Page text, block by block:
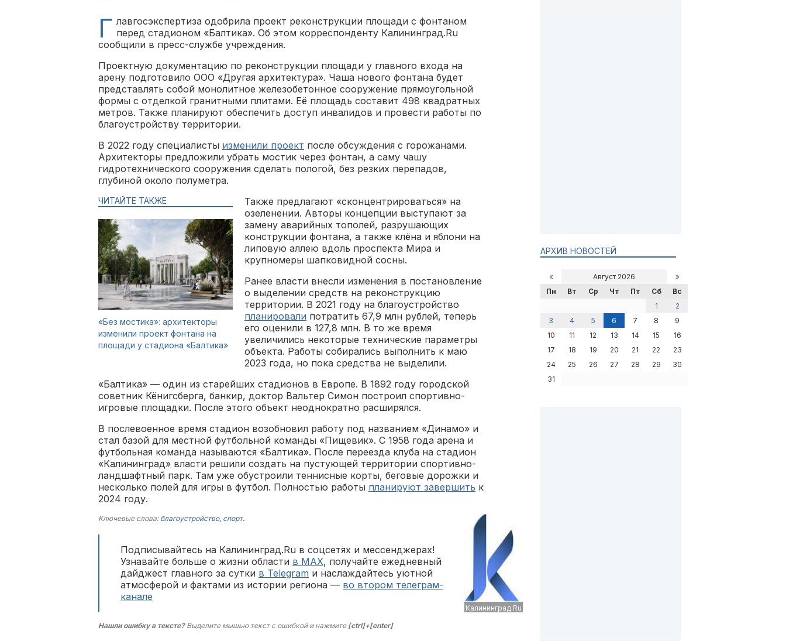
Г лавгосэкспертиза одобрила проект реконструкции площади с фонтаном
перед стадионом «Балтика». Об этом корреспонденту Калининград.Ru
сообщили в пресс-службе учреждения.
Проектную документацию по реконструкции площади у главного входа на
арену подготовило ООО «Другая архитектура». Чаша нового фонтана будет
представлять собой монолитное железобетонное сооружение прямоугольной
формы с отделкой гранитными плитами. Её площадь составит 498 квадратных
метров. Также планируют обеспечить доступ инвалидов и провести работы по
благоустройству территории.
В 2022 году специалисты изменили проект после обсуждения с горожанами.
Архитекторы предложили убрать мостик через фонтан, а саму чашу
гидротехнического сооружения сделать пологой, без резких перепадов,
глубиной около полуметра.
ЧИТАЙТЕ ТАКЖЕ
«Без мостика»: архитекторы
изменили проект фонтана на
площади у стадиона «Балтика»
Также предлагают «сконцентрироваться» на
озеленении. Авторы концепции выступают за
замену аварийных тополей, разрушающих
конструкции фонтана, а также клёна и яблони на
липовую аллею вдоль проспекта Мира и
крупномеры шапковидной сосны.
Ранее власти внесли изменения в постановление
о выделении средств на реконструкцию
территории. В 2021 году на благоустройство
планировали потратить 67,9 млн рублей, теперь
его оценили в 127,8 млн. В то же время
увеличились некоторые технические параметры
объекта. Работы собирались выполнить к маю
2023 года, но пока средства не выделили.
«Балтика» — один из старейших стадионов в Европе. В 1892 году городской
советник Кёнигсберга, банкир, доктор Вальтер Симон построил спортивно-
игровые площадки. После этого объект неоднократно расширялся.
В послевоенное время стадион возобновил работу под названием «Динамо» и
стал базой для местной футбольной команды «Пищевик». С 1958 года арена и
футбольная команда называются «Балтика». После переезда клуба на стадион
«Калининград» власти решили создать на пустующей территории спортивно-
ландшафтный парк. Там уже обустроили теннисные корты, беговые дорожки и
несколько полей для игры в футбол. Полностью работы планируют завершить к
2024 году.
Калининград.Ru
Ключевые слова: благоустройство, спорт.
Подписывайтесь на Калининград.Ru в соцсетях и мессенджерах!
Узнавайте больше о жизни области в MAX, получайте ежедневный
дайджест главного за сутки в Telegram и наслаждайтесь уютной
атмосферой и фактами из истории региона — во втором телеграм-
канале
Нашли ошибку в тексте?Выделите мышью текст с ошибкой и нажмите [ctrl]+[enter]
АРХИВ НОВОСТЕЙ
« Август 2026
»
Пн
Вт Ср Чт Пт Сб
Вс
1
2
3
4 5 6 7 8
9
10
11 12 13 14 15
16
17
18 19 20 21 22
23
24
25 26 27 28 29
30
31